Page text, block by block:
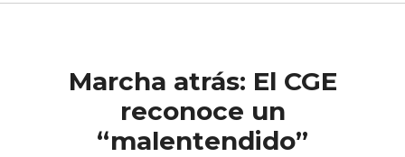
Marcha atrás: El CGE
reconoce un
“malentendido”